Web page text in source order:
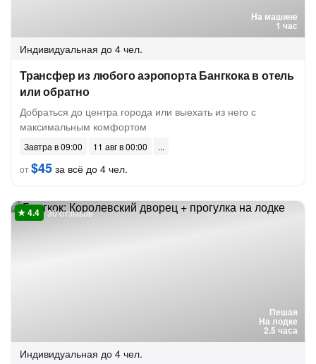
На машине
1 час
Индивидуальная до 4 чел.
Трансфер из любого аэропорта Бангкока в отель
или обратно
Добраться до центра города или выехать из него с
максимальным комфортом
Завтра в 09:00
11 авг в 00:00
от$45 за всё до 4 чел.
Пешая
На лодке
2.5 часа
30 отзывов
Индивидуальная до 4 чел.